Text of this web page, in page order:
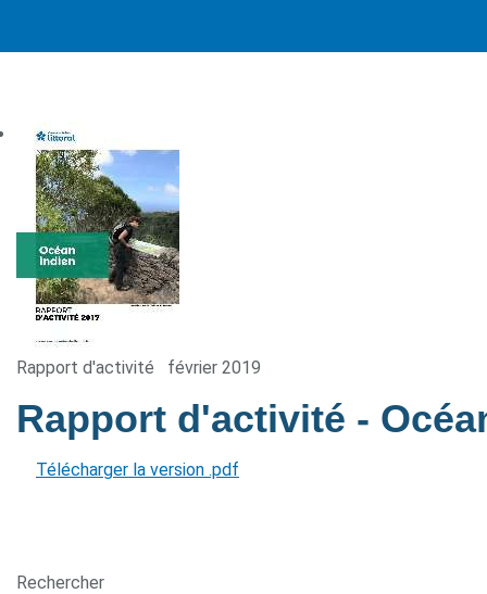
Rapport d'activité février 2019
Rapport d'activité -
Télécharger la version .pdf
Rechercher